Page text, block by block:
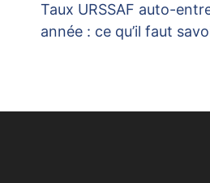
Taux URSSAF auto-
année : ce qu’il faut